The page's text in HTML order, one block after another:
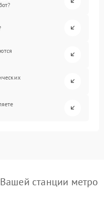
станции метро